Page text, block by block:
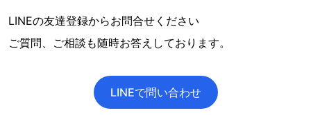
LINEの友達登録からお問合せください
ご質問、ご相談も随時お答えしております。
LINEで問い合わせ